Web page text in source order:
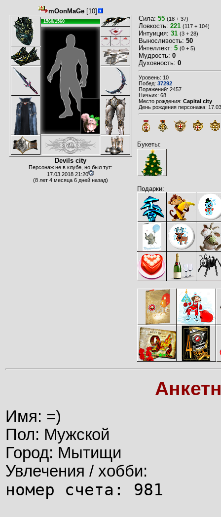
mOonMaGe[10]
1560/1560
Devils city
Персонаж не в клубе, но был тут:
17.03.2018 21:20
(8 лет 4 месяца 6 дней назад)
Сила: 55 (18 + 37)
Ловкость: 221 (117 + 104)
Интуиция: 31 (3 + 28)
Выносливость: 50
Интеллект: 5 (0 + 5)
Мудрость: 0
Духовность: 0
Уровень: 10
Побед: 37292
Поражений: 2457
Ничьих: 68
Место рождения: Capital city
День рождения персонажа:
Букеты:
Подарки:
Имя: =)
Пол: Мужской
Город: Мытищи
Увлечения / хобби:
номер счета: 981